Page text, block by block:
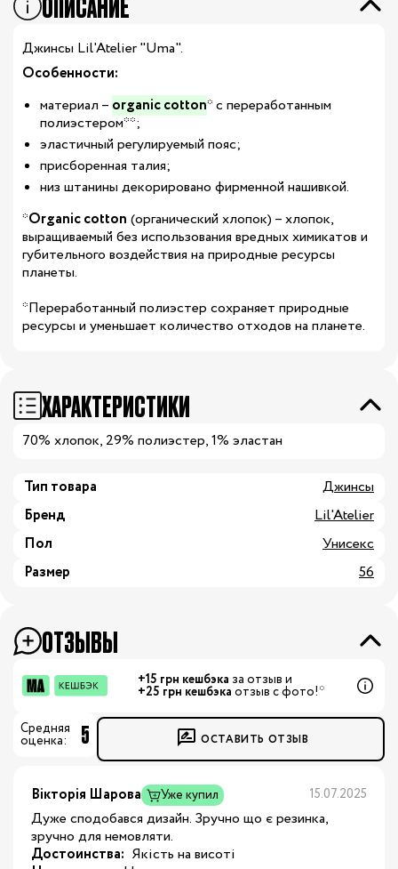
Джинсы Lil'Atelier "Uma".
Особенности:
материал – organic cotton* с переработанным
полиэстером**;
эластичный регулируемый пояс;
присборенная талия;
низ штанины декорировано фирменной нашивкой.
*Organic cotton (органический хлопок) – хлопок,
выращиваемый без использования вредных химикатов и
губительного воздействия на природные ресурсы
планеты.
*Переработанный полиэстер сохраняет природные
ресурсы и уменьшает количество отходов на планете.
ХАРАКТЕРИСТИКИ
70% хлопок, 29% полиэстер, 1% эластан
Тип товара
Джинсы
Бренд
Lil'Atelier
Пол
Унисекс
Размер
56
ОТЗЫВЫ
+15 грн кешбэка за отзыв и
+25 грн кешбэка отзыв с фото!*
Средняя
оценка: 5 ОСТАВИТЬ ОТЗЫВ
Вікторія Шарова Уже купил 15.07.2025
Дуже сподобався дизайн. Зручно що є резинка,
зручно для немовляти.
Достоинства: Якість на висоті